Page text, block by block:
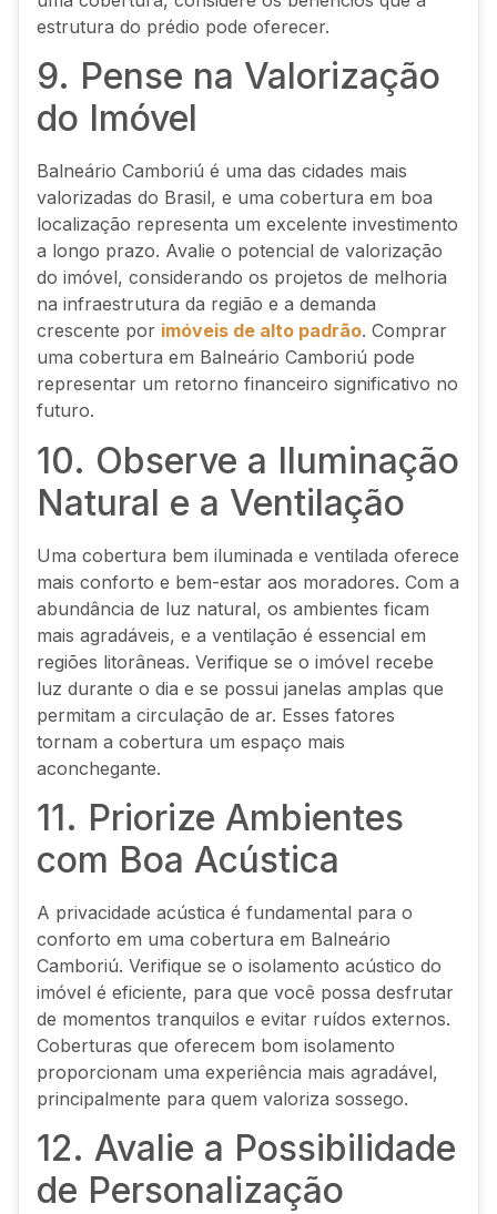
estrutura do prédio pode oferecer.
9. Pense na Valorização
do Imóvel
Balneário Camboriú é uma das cidades mais
valorizadas do Brasil, e uma cobertura em boa
localização representa um excelente investimento
a longo prazo. Avalie o potencial de valorização
do imóvel, considerando os projetos de melhoria
na infraestrutura da região e a demanda
crescente por imóveis de alto padrão. Comprar
uma cobertura em Balneário Camboriú pode
representar um retorno financeiro significativo no
futuro.
10. Observe a Iluminação
Natural e a Ventilação
Uma cobertura bem iluminada e ventilada oferece
mais conforto e bem-estar aos moradores. Com a
abundância de luz natural, os ambientes ficam
mais agradáveis, e a ventilação é essencial em
regiões litorâneas. Verifique se o imóvel recebe
luz durante o dia e se possui janelas amplas que
permitam a circulação de ar. Esses fatores
tornam a cobertura um espaço mais
aconchegante.
11. Priorize Ambientes
com Boa Acústica
A privacidade acústica é fundamental para o
conforto em uma cobertura em Balneário
Camboriú. Verifique se o isolamento acústico do
imóvel é eficiente, para que você possa desfrutar
de momentos tranquilos e evitar ruídos externos.
Coberturas que oferecem bom isolamento
proporcionam uma experiência mais agradável,
principalmente para quem valoriza sossego.
12. Avalie a Possibilidade
de Personalização